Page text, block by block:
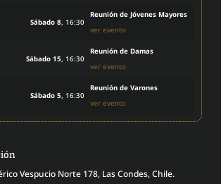
Sábado 8, 16:30
Reunión de Jóvenes Mayores
ver evento
Sábado 15, 16:30
Reunión de Damas
ver evento
Sábado 5, 16:30
Reunión de Varones
ver evento
Vespucio Norte 178, Las Condes, Chile.